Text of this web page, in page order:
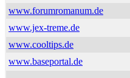
www.forumromanum.de
www.jex-treme.de
www.cooltips.de
www.baseportal.de